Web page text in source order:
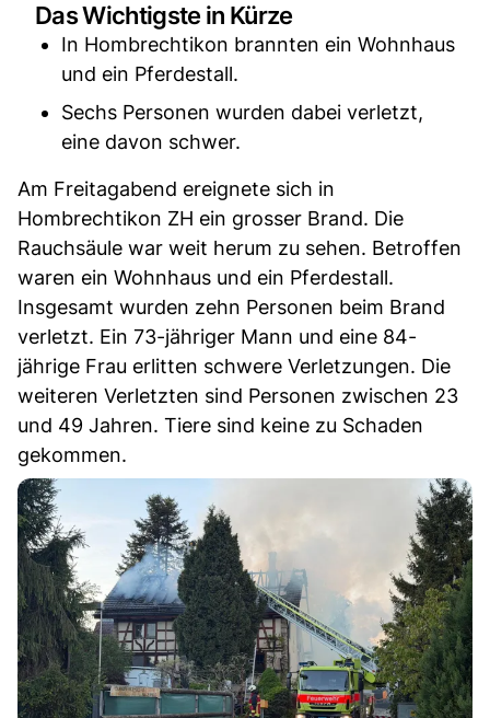
Das Wichtigste in Kürze
In Hombrechtikon brannten ein Wohnhaus
und ein Pferdestall.
Sechs Personen wurden dabei verletzt,
eine davon schwer.
Am Freitagabend ereignete sich in
Hombrechtikon ZH ein grosser Brand. Die
Rauchsäule war weit herum zu sehen. Betroffen
waren ein Wohnhaus und ein Pferdestall.
Insgesamt wurden zehn Personen beim Brand
verletzt. Ein 73-jähriger Mann und eine 84-
jährige Frau erlitten schwere Verletzungen. Die
weiteren Verletzten sind Personen zwischen 23
und 49 Jahren. Tiere sind keine zu Schaden
gekommen.